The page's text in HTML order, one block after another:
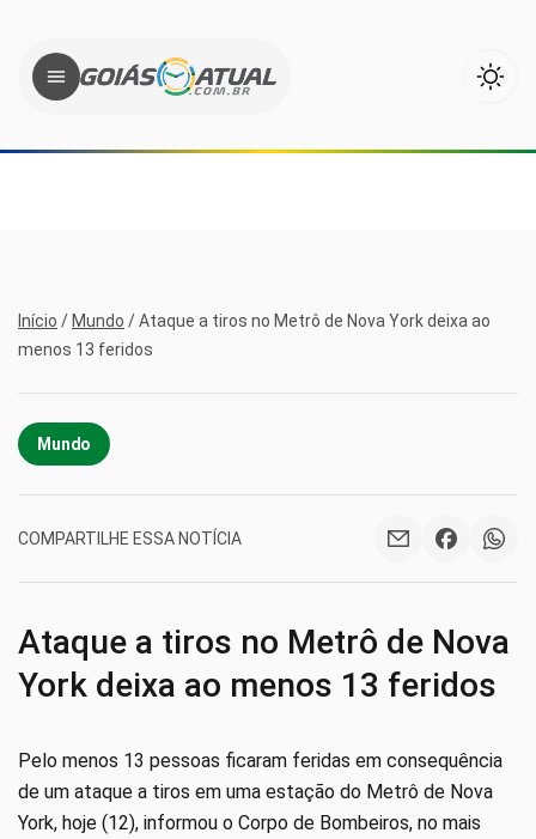
Início / Mundo /Ataque a tiros no Metrô de Nova York deixa ao
menos 13 feridos
Mundo
COMPARTILHE ESSA NOTÍCIA
Ataque a tiros no Metrô de Nova
York deixa ao menos 13 feridos
Pelo menos 13 pessoas ficaram feridas em consequência
de um ataque a tiros em uma estação do Metrô de Nova
York, hoje (12), informou o Corpo de Bombeiros, no mais